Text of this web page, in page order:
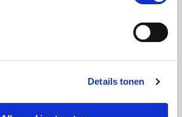
Details tonen